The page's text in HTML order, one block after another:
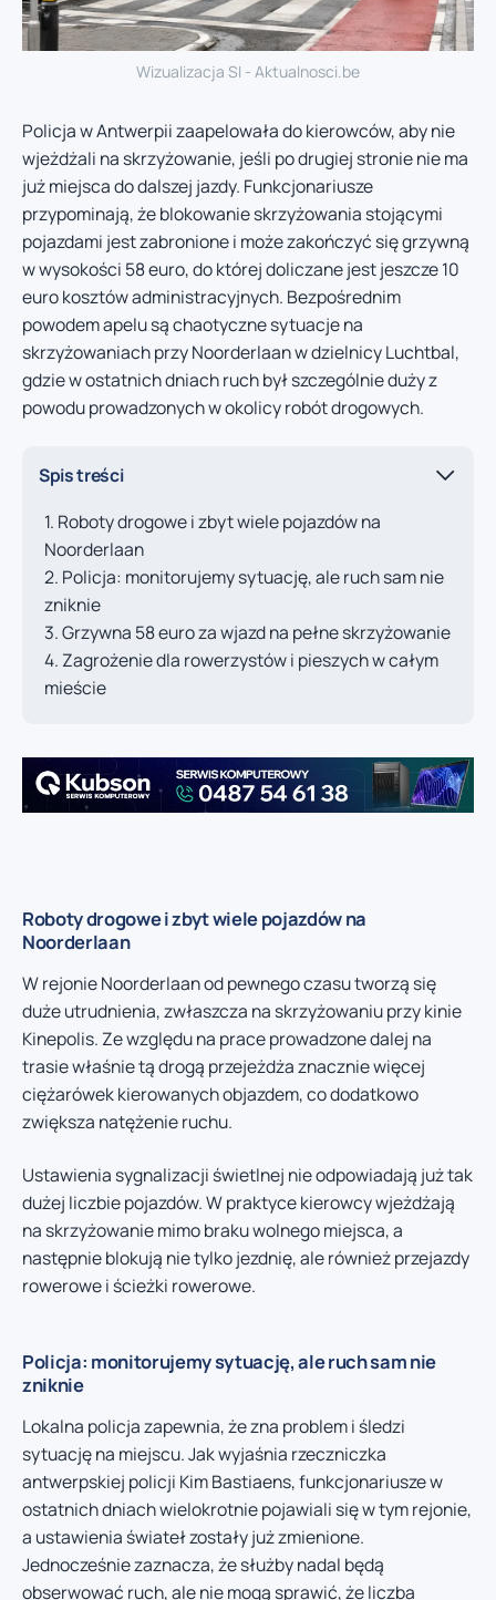
Wizualizacja SI - Aktualnosci.be
Policja w Antwerpii zaapelowała do kierowców, aby nie
wjeżdżali na skrzyżowanie, jeśli po drugiej stronie nie ma
już miejsca do dalszej jazdy. Funkcjonariusze
przypominają, że blokowanie skrzyżowania stojącymi
pojazdami jest zabronione i może zakończyć się grzywną
w wysokości 58 euro, do której doliczane jest jeszcze 10
euro kosztów administracyjnych. Bezpośrednim
powodem apelu są chaotyczne sytuacje na
skrzyżowaniach przy Noorderlaan w dzielnicy Luchtbal,
gdzie w ostatnich dniach ruch był szczególnie duży z
powodu prowadzonych w okolicy robót drogowych.
Spis treści
Roboty drogowe i zbyt wiele pojazdów na
Noorderlaan
Policja: monitorujemy sytuację, ale ruch sam nie
zniknie
Grzywna 58 euro za wjazd na pełne skrzyżowanie
Zagrożenie dla rowerzystów i pieszych w całym
mieście
Roboty drogowe i zbyt wiele pojazdów na
Noorderlaan
W rejonie Noorderlaan od pewnego czasu tworzą się
duże utrudnienia, zwłaszcza na skrzyżowaniu przy kinie
Kinepolis. Ze względu na prace prowadzone dalej na
trasie właśnie tą drogą przejeżdża znacznie więcej
ciężarówek kierowanych objazdem, co dodatkowo
zwiększa natężenie ruchu.
Ustawienia sygnalizacji świetlnej nie odpowiadają już tak
dużej liczbie pojazdów. W praktyce kierowcy wjeżdżają
na skrzyżowanie mimo braku wolnego miejsca, a
następnie blokują nie tylko jezdnię, ale również przejazdy
rowerowe i ścieżki rowerowe.
Policja: monitorujemy sytuację, ale ruch sam nie
zniknie
Lokalna policja zapewnia, że zna problem i śledzi
sytuację na miejscu. Jak wyjaśnia rzeczniczka
antwerpskiej policji Kim Bastiaens, funkcjonariusze w
ostatnich dniach wielokrotnie pojawiali się w tym rejonie,
a ustawienia świateł zostały już zmienione.
Jednocześnie zaznacza, że służby nadal będą
obserwować ruch, ale nie mogą sprawić, że liczba